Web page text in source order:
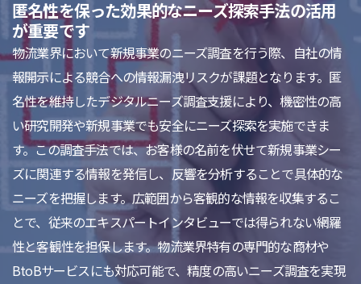
匿名性を保った効果的なニーズ探索手法の活用
が重要です
物流業界において新規事業のニーズ調査を行う際、自社の情
報開示による競合への情報漏洩リスクが課題となります。匿
名性を維持したデジタルニーズ調査支援により、機密性の高
い研究開発や新規事業でも安全にニーズ探索を実施できま
す。この調査手法では、お客様の名前を伏せて新規事業シー
ズに関連する情報を発信し、反響を分析することで具体的な
ニーズを把握します。広範囲から客観的な情報を収集するこ
とで、従来のエキスパートインタビューでは得られない網羅
性と客観性を担保します。物流業界特有の専門的な商材や
BtoBサービスにも対応可能で、精度の高いニーズ調査を実現